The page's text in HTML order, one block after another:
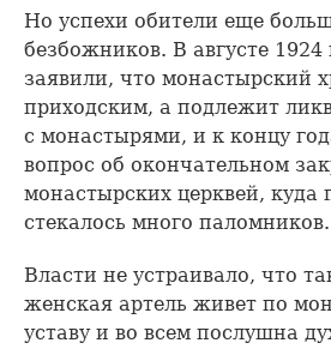
Но успехи обители еще
безбожников. В августе 1924
заявили, что монастырский
приходским, а подлежит
с монастырями, и к концу
вопрос об окончательном
монастырских церквей,
стекалось много паломников.
Власти не устраивало, что
женская артель живет по
уставу и во всем послушна